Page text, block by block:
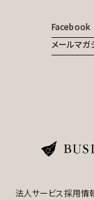
Facebook
メールマガ
法人サービス採用情